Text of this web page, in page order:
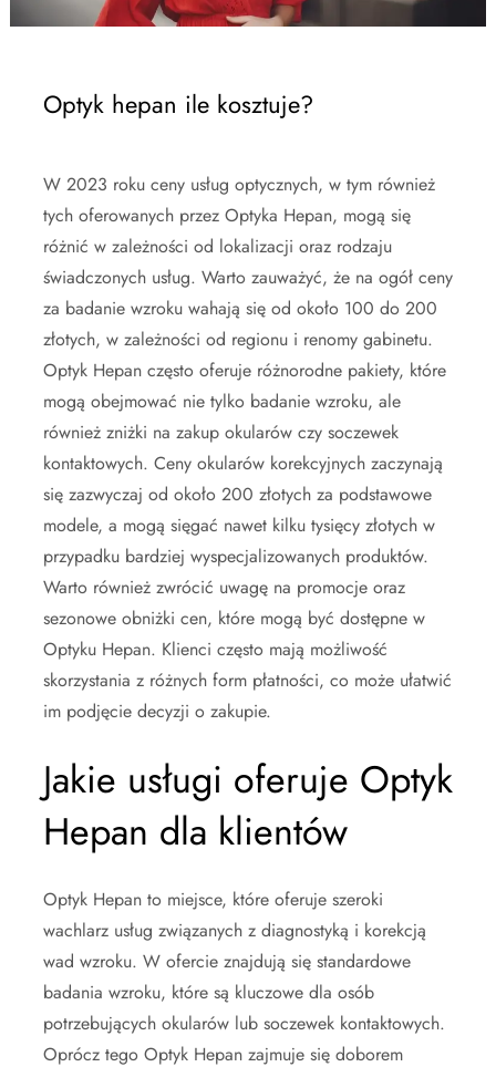
Optyk hepan ile kosztuje?
W 2023 roku ceny usług optycznych, w tym również
tych oferowanych przez Optyka Hepan, mogą się
różnić w zależności od lokalizacji oraz rodzaju
świadczonych usług. Warto zauważyć, że na ogół ceny
za badanie wzroku wahają się od około 100 do 200
złotych, w zależności od regionu i renomy gabinetu.
Optyk Hepan często oferuje różnorodne pakiety, które
mogą obejmować nie tylko badanie wzroku, ale
również zniżki na zakup okularów czy soczewek
kontaktowych. Ceny okularów korekcyjnych zaczynają
się zazwyczaj od około 200 złotych za podstawowe
modele, a mogą sięgać nawet kilku tysięcy złotych w
przypadku bardziej wyspecjalizowanych produktów.
Warto również zwrócić uwagę na promocje oraz
sezonowe obniżki cen, które mogą być dostępne w
Optyku Hepan. Klienci często mają możliwość
skorzystania z różnych form płatności, co może ułatwić
im podjęcie decyzji o zakupie.
Jakie usługi oferuje Optyk
Hepan dla klientów
Optyk Hepan to miejsce, które oferuje szeroki
wachlarz usług związanych z diagnostyką i korekcją
wad wzroku. W ofercie znajdują się standardowe
badania wzroku, które są kluczowe dla osób
potrzebujących okularów lub soczewek kontaktowych.
Oprócz tego Optyk Hepan zajmuje się doborem